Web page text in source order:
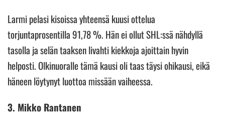
Larmi pelasi kisoissa yhteensä kuusi ottelua
torjuntaprosentilla 91,78 %. Hän ei ollut SHL:ssä nähdyllä
tasolla ja selän taaksen livahti kiekkoja ajoittain hyvin
helposti. Olkinuoralle tämä kausi oli taas täysi ohikausi, eikä
häneen löytynyt luottoa missään vaiheessa.
3. Mikko Rantanen